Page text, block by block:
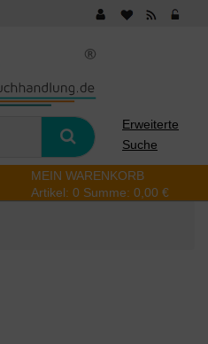
Erweiterte
Suche
MEIN WARENKORB
Artikel: 0 Summe: 0,00 €